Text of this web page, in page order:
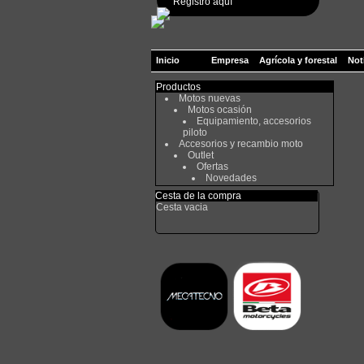
Inicio Empresa Agrícola y forestal
Productos
Motos nuevas
Motos ocasión
Equipamiento, accesorios
piloto
Accesorios y recambio moto
Outlet
Ofertas
Novedades
Cesta de la compra
Cesta vacia